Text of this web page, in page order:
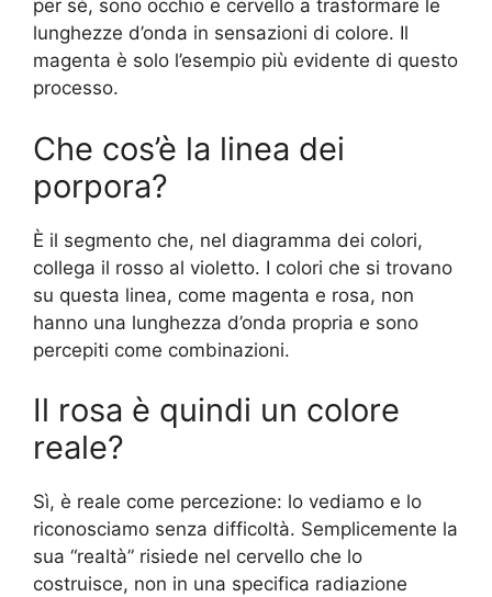
per sé, sono occhio e cervello a trasformare le
lunghezze d’onda in sensazioni di colore. Il
magenta è solo l’esempio più evidente di questo
processo.
Che cos’è la linea dei
porpora?
È il segmento che, nel diagramma dei colori,
collega il rosso al violetto. I colori che si trovano
su questa linea, come magenta e rosa, non
hanno una lunghezza d’onda propria e sono
percepiti come combinazioni.
Il rosa è quindi un colore
reale?
Sì, è reale come percezione: lo vediamo e lo
riconosciamo senza difficoltà. Semplicemente la
sua “realtà” risiede nel cervello che lo
costruisce, non in una specifica radiazione